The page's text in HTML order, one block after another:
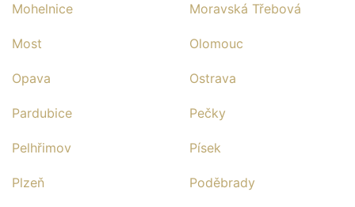
Mohelnice Moravská Třebová
Most Olomouc
Opava Ostrava
Pardubice Pečky
Pelhřimov Písek
Plzeň Poděbrady